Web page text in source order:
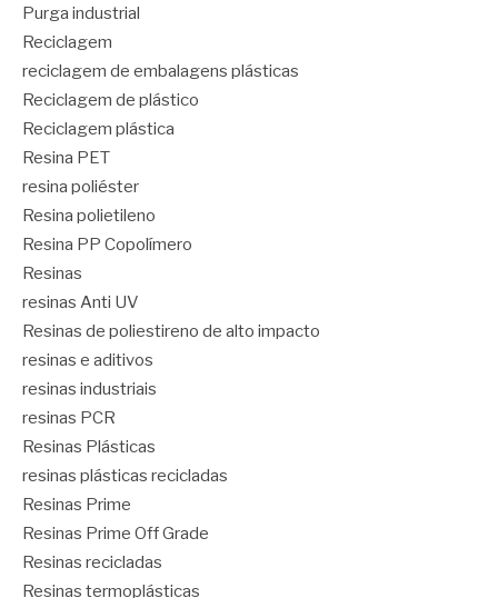
Purga industrial
Reciclagem
reciclagem de embalagens plásticas
Reciclagem de plástico
Reciclagem plástica
Resina PET
resina poliéster
Resina polietileno
Resina PP Copolímero
Resinas
resinas Anti UV
Resinas de poliestireno de alto impacto
resinas e aditivos
resinas industriais
resinas PCR
Resinas Plásticas
resinas plásticas recicladas
Resinas Prime
Resinas Prime Off Grade
Resinas recicladas
Resinas termoplásticas